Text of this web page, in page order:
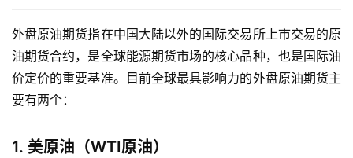
外盘原油期货指在中国大陆以外的国际交易所上市交易的原
油期货合约，是全球能源期货市场的核心品种，也是国际油
价定价的重要基准。目前全球最具影响力的外盘原油期货主
要有两个：
1. 美原油（WTI原油）